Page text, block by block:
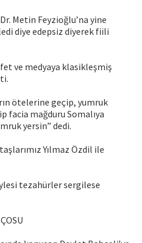
Metin Feyzioğlu’na yine
diye edepsiz diyerek fiili
ve medyaya klasikleşmiş
ötelerine geçip, yumruk
facia mağduru Somalıya
yersin” dedi.
Yılmaz Özdil ile
tezahürler sergilese